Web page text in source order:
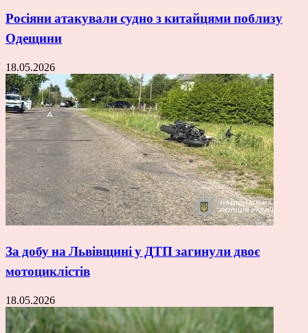
Росіяни атакували судно з китайцями поблизу
Одещини
18.05.2026
За добу на Львівщині у ДТП загинули двоє
мотоциклістів
18.05.2026